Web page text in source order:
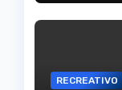
RECREATIVO